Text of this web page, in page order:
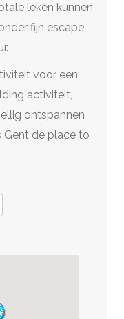
leken kunnen
fijn escape
voor een
activiteit,
ontspannen
Gent de place to